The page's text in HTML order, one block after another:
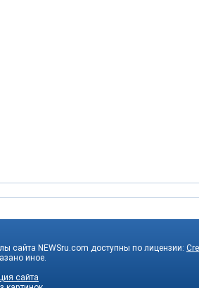
сайта NEWSru.com доступны по лицензии:
иное.
сайта